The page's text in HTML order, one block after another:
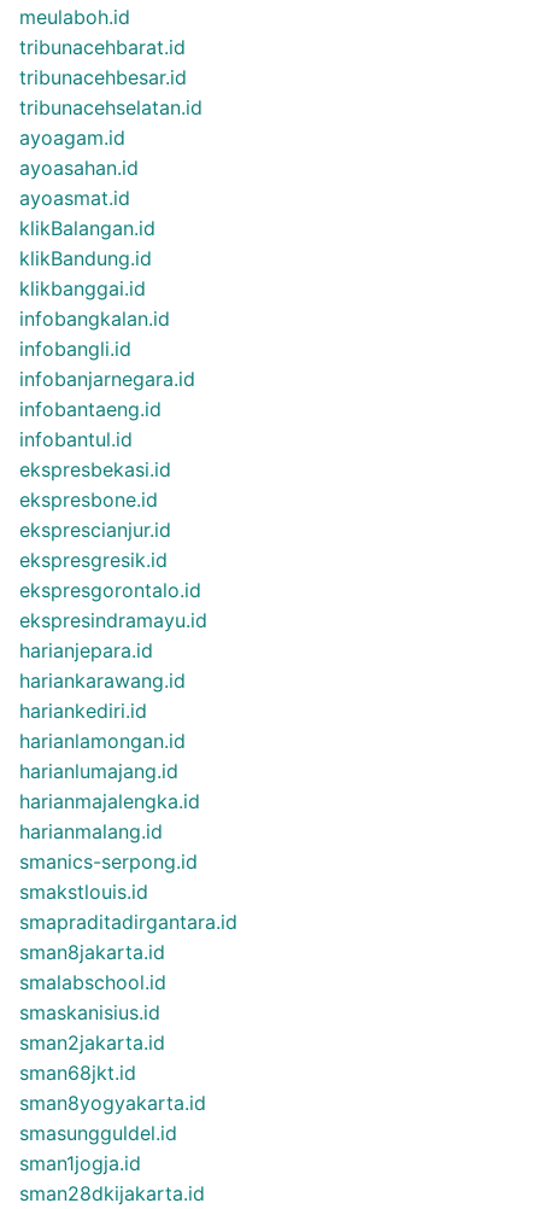
meulaboh.id
tribunacehbarat.id
tribunacehbesar.id
tribunacehselatan.id
ayoagam.id
ayoasahan.id
ayoasmat.id
klikBalangan.id
klikBandung.id
klikbanggai.id
infobangkalan.id
infobangli.id
infobanjarnegara.id
infobantaeng.id
infobantul.id
ekspresbekasi.id
ekspresbone.id
eksprescianjur.id
ekspresgresik.id
ekspresgorontalo.id
ekspresindramayu.id
harianjepara.id
hariankarawang.id
hariankediri.id
harianlamongan.id
harianlumajang.id
harianmajalengka.id
harianmalang.id
smanics-serpong.id
smakstlouis.id
smapraditadirgantara.id
sman8jakarta.id
smalabschool.id
smaskanisius.id
sman2jakarta.id
sman68jkt.id
sman8yogyakarta.id
smasungguldel.id
sman1jogja.id
sman28dkijakarta.id